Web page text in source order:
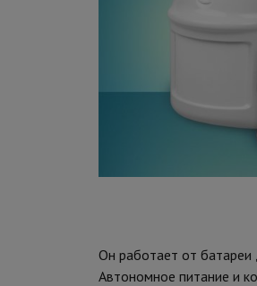
Он работает от батареи
Автономное питание и